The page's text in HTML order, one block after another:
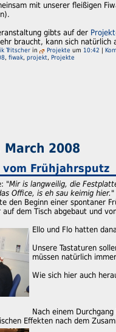
mit unserer fleißigen
gibts auf der
braucht, kann sich natürlich
Tritscher in Projekte um 10:42 |
, fiwak, projekt, Projekte
March 2008
Frühjahrsputz
"Mir is langweilig, die
Office, is eh sau keimig hier. "
den Beginn einer spontaner
auf dem Tisch abgebaut und
Ello und Flo hatten
Unsere Tastaturen
müssen natürlich
Wie sich hier auch
Nach einem
Effekten nach dem